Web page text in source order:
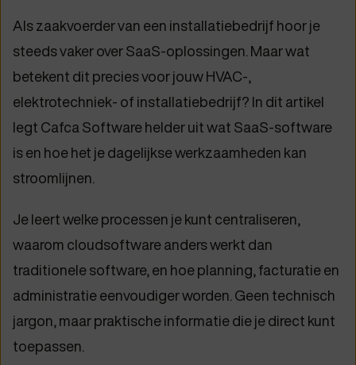
Als zaakvoerder van een installatiebedrijf hoor je
steeds vaker over SaaS-oplossingen. Maar wat
betekent dit precies voor jouw HVAC-,
elektrotechniek- of installatiebedrijf? In dit artikel
legt Cafca Software helder uit wat SaaS-software
is en hoe het je dagelijkse werkzaamheden kan
stroomlijnen.
Je leert welke processen je kunt centraliseren,
waarom cloudsoftware anders werkt dan
traditionele software, en hoe planning, facturatie en
administratie eenvoudiger worden. Geen technisch
jargon, maar praktische informatie die je direct kunt
toepassen.